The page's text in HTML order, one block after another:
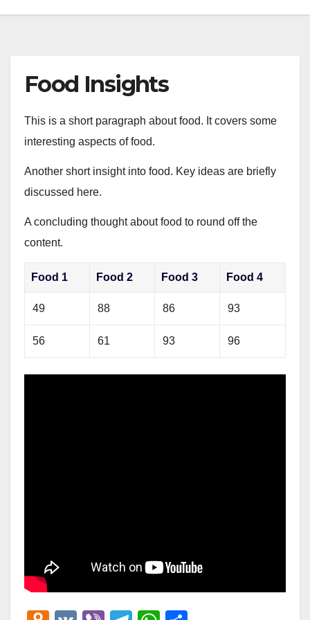
Food Insights
This is a short paragraph about food. It covers some
interesting aspects of food.
Another short insight into food. Key ideas are briefly
discussed here.
A concluding thought about food to round off the
content.
Food 1 Food 2 Food 3 Food 4
49 88 86 93
56 61 93 96